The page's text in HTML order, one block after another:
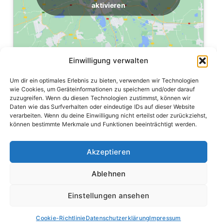
Einwilligung verwalten
Um dir ein optimales Erlebnis zu bieten, verwenden wir Technologien
wie Cookies, um Geräteinformationen zu speichern und/oder darauf
zuzugreifen. Wenn du diesen Technologien zustimmst, können wir
Daten wie das Surfverhalten oder eindeutige IDs auf dieser Website
verarbeiten. Wenn du deine Einwilligung nicht erteilst oder zurückziehst,
können bestimmte Merkmale und Funktionen beeinträchtigt werden.
Akzeptieren
Ablehnen
Einstellungen ansehen
Cookie-RichtlinieDatenschutzerklärungImpressum
Hilfe, wenn es darauf ankommt – von der Kinderfeuerwehr
bis zum Einsatzdienst.
aktivieren
© All Rights Reserved.